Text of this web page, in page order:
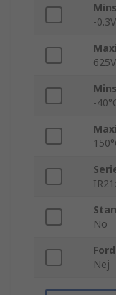
-0.3V
625V
-
No
Nej